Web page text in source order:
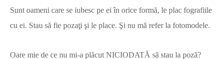
Sunt oameni care se iubesc pe ei în orice formă, le plac fografiile
cu ei. Stau să fie pozaţi şi le place. Şi nu mă refer la fotomodele.
Oare mie de ce nu mi-a plăcut NICIODATĂ să stau la poză?